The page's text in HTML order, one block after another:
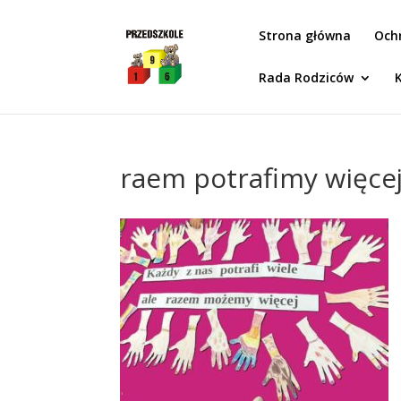
Strona główna
Rada Rodziców
raem potrafimy